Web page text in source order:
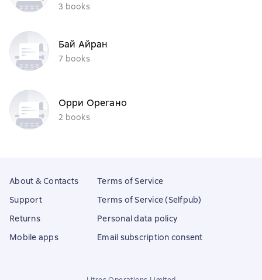
3 books
Бай Айран
7 books
Орри Орегано
2 books
About & Contacts
Support
Returns
Mobile apps
Terms of Service
Terms of Service (Selfpub)
Personal data policy
Email subscription consent